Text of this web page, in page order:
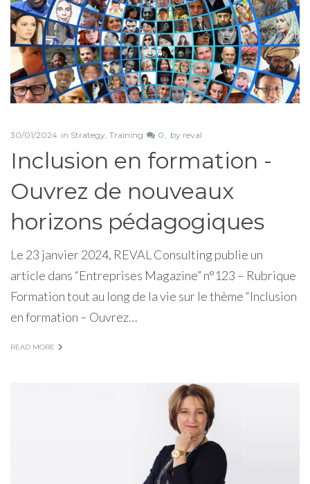
30/01/2024 in Strategy Training 0 by reval
Inclusion en formation -
Ouvrez de nouveaux
horizons pédagogiques
Le 23 janvier 2024, REVAL Consulting publie un
article dans “Entreprises Magazine” n°123 – Rubrique
Formation tout au long de la vie sur le thème “Inclusion
en formation – Ouvrez…
READ MORE